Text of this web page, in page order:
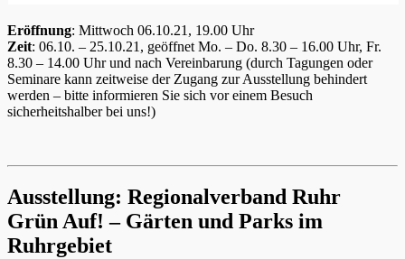
Eröffnung: Mittwoch 06.10.21, 19.00 Uhr
Zeit: 06.10. – 25.10.21, geöffnet Mo. – Do. 8.30 – 16.00 Uhr, Fr.
8.30 – 14.00 Uhr und nach Vereinbarung (durch Tagungen oder
Seminare kann zeitweise der Zugang zur Ausstellung behindert
werden – bitte informieren Sie sich vor einem Besuch
sicherheitshalber bei uns!)
Ausstellung: Regionalverband Ruhr
Grün Auf! – Gärten und Parks im
Ruhrgebiet